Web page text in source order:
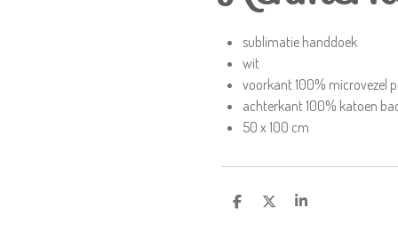
sublimatie handdoek
wit
voorkant 100% microvezel
achterkant 100% katoen
50 x 100 cm
D
D
S